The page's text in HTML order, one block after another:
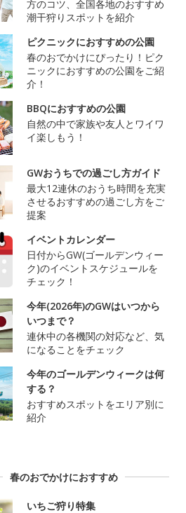
方のコツ、全国各地のおすすめ
潮干狩りスポットを紹介
ピクニックにおすすめの公園
春のおでかけにぴったり！ピク
ニックにおすすめの公園をご紹
介！
BBQにおすすめの公園
自然の中で家族や友人とワイワ
イ楽しもう！
GWおうちでの過ごし方ガイド
最大12連休のおうち時間を充実
させるおすすめの過ごし方をご
提案
イベントカレンダー
日付からGW(ゴールデンウィー
ク)のイベントスケジュールを
チェック！
今年(2026年)のGWはいつから
いつまで？
連休中の各機関の対応など、気
になることをチェック
今年のゴールデンウィークは何
する？
おすすめスポットをエリア別に
紹介
春のおでかけにおすすめ
いちご狩り特集